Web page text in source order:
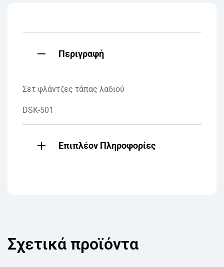
Περιγραφή
Σετ φλάντζες τάπας λαδιού
DSK-501
Επιπλέον Πληροφορίες
Σχετικά προϊόντα